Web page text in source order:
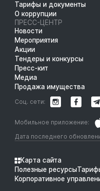
Тарифы и документы
О коррупции
ПРЕСС-ЦЕНТР
Новости
Мероприятия
Акции
Тендеры и конкурсы
Пресс-кит
Медиа
Продажа имущества
Дата последнего
Мобильное приложение:
Соц. сети:
Карта сайта
Полезные ресурсы
Корпоративное